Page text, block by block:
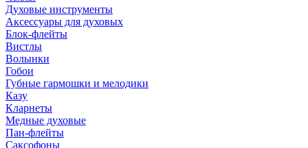
Духовые инструменты
Аксессуары для духовых
Блок-флейты
Вистлы
Волынки
Гобои
Губные гармошки и мелодики
Казу
Кларнеты
Медные духовые
Пан-флейты
Саксофоны